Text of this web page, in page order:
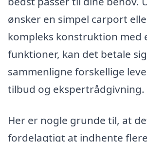
ønsker en simpel carport
kompleks konstruktion med
funktioner, kan det betale
sammenligne forskellige
tilbud og ekspertrådgivning.
Her er nogle grunde til, at
fordelagtigt at indhente